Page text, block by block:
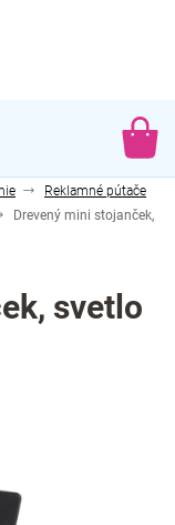
Reklamné pútače
Drevený mini stojanček,
svetlo